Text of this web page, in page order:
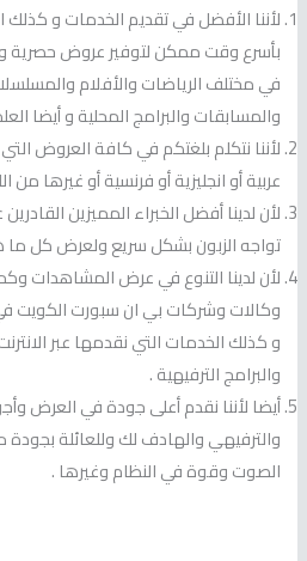
لأننا الأفضل في تقديم الخدمات و كذلك
بأسرع وقت ممكن لتوفير عروض حصرية
في مختلف الرياضات والأفلام
والمسابقات والبرامج المحلية و أيضا
لأننا نتكلم بلغتكم في كافة العروض
عربية أو انجليزية أو فرنسية أو غيرها من
لأن لدينا أفضل الخبراء المميزين
تواجه الزبون بشكل سريع ولعرض كل
لأن لدينا التنوع في عرض المشاهدات
وكالات وشركات بي ان سبورت الكويت
و كذلك الخدمات التي نقدمها عبر الانترنت
والبرامج الترفيهية .
أيضا لأننا نقدم أعلى جودة في العرض
والترفيهي والهادف لك وللعائلة
الصوت وقوة في النظام وغيرها .